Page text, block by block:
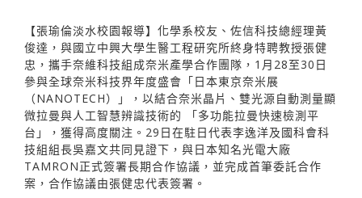
【張瑜倫淡水校園報導】化學系校友、佐信科技總經理黃
俊達，與國立中興大學生醫工程研究所終身特聘教授張健
忠，攜手奈維科技組成奈米產學合作團隊，1月28至30日
參與全球奈米科技界年度盛會「日本東京奈米展
（NANOTECH）」，以結合奈米晶片、雙光源自動測量顯
微拉曼與人工智慧辨識技術的 「多功能拉曼快速檢測平
台」，獲得高度關注。29日在駐日代表李逸洋及國科會科
技組組長吳嘉文共同見證下，與日本知名光電大廠
TAMRON正式簽署長期合作協議，並完成首筆委託合作
案，合作協議由張健忠代表簽署。